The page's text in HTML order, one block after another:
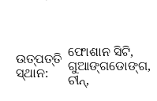
ଉତ୍ପତ୍ତି
ସ୍ଥାନ:
ଫୋଶାନ ସିଟି,
ଗୁଆଙ୍ଗଡୋଙ୍ଗ,
ଚୀନ୍,